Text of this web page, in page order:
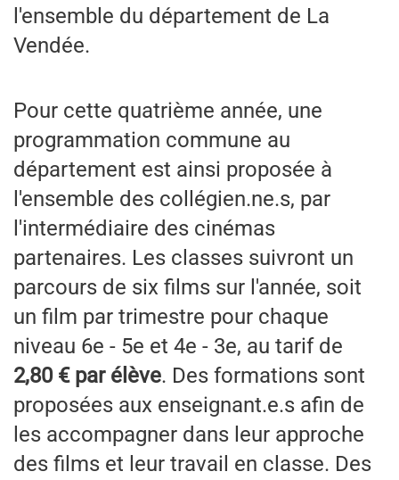
l'ensemble du département de La
Vendée.
Pour cette quatrième année, une
programmation commune au
département est ainsi proposée à
l'ensemble des collégien.ne.s, par
l'intermédiaire des cinémas
partenaires. Les classes suivront un
parcours de six films sur l'année, soit
un film par trimestre pour chaque
niveau 6e - 5e et 4e - 3e, au tarif de
2,80 € par élève. Des formations sont
proposées aux enseignant.e.s afin de
les accompagner dans leur approche
des films et leur travail en classe. Des